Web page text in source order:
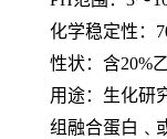
化学稳定性：
性状：含20%
用途：生化研
组融合蛋白﹑